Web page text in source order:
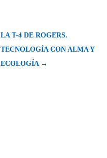
LA T-4 DE ROGERS.
TECNOLOGÍA CON ALMA Y
ECOLOGÍA →